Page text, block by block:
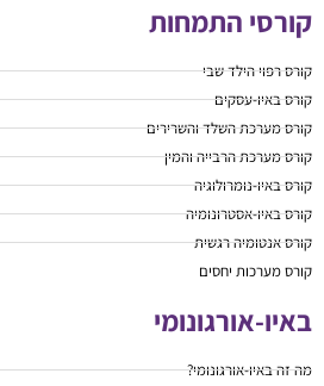
קורסי התמחות
קורס רפוי הילד שבי
קורס באיו-עסקים
קורס מערכת השלד והשרירים
קורס מערכת הרבייה והמין
קורס באיו-נומרולוגיה
קורס באיו-אסטרונומיה
קורס אנטומיה רגשית
קורס מערכות יחסים
באיו-אורגונומי
מה זה באיו-אורגונומי?